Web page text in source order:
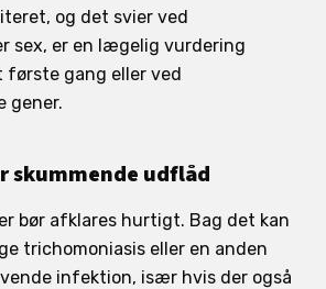
og det svier ved
sex, er en lægelig vurdering
gang eller ved
gener.
skummende udflåd
bør afklares hurtigt. Bag det kan
trichomoniasis eller en anden
infektion, især hvis der også